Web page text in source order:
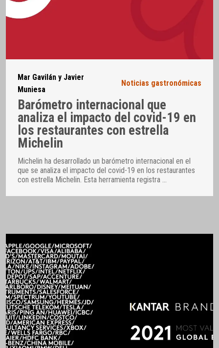
Mar Gavilán y Javier
Muniesa
Noticias gastronómicas
Barómetro internacional que
analiza el impacto del covid-19 en
los restaurantes con estrella
Michelin
Michelin ha desarrollado un barómetro internacional en el
que se analiza el impacto del covid-19 en los restaurantes
con estrella Michelin. Esta herramienta registra …